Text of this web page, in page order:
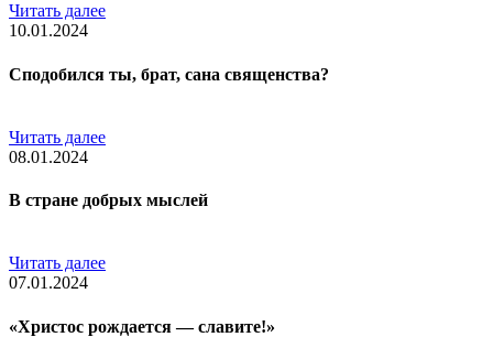
Читать далее
10.01.2024
Сподобился ты, брат, сана священства?
Читать далее
08.01.2024
В стране добрых мыслей
Читать далее
07.01.2024
«Христос рождается — славите!»